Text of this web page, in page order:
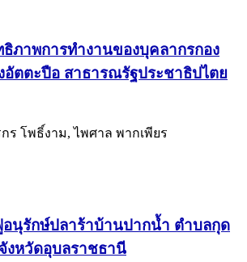
ภาพการทำงานของบุคลากรกอง
ตตะปือ สาธารณรัฐประชาธิปไตย
ร โพธิ์งาม, ไพศาล พากเพียร
นุรักษ์ปลาร้าบ้านปากน้ำ ตำบลกุด
งหวัดอุบลราชธานี